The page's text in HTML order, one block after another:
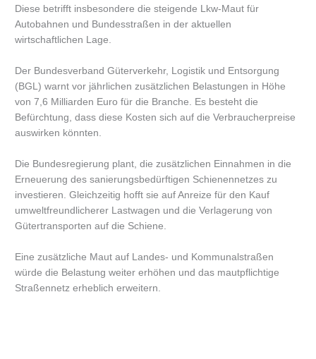
Diese betrifft insbesondere die steigende Lkw-Maut für
Autobahnen und Bundesstraßen in der aktuellen
wirtschaftlichen Lage.
Der Bundesverband Güterverkehr, Logistik und Entsorgung
(BGL) warnt vor jährlichen zusätzlichen Belastungen in Höhe
von 7,6 Milliarden Euro für die Branche. Es besteht die
Befürchtung, dass diese Kosten sich auf die Verbraucherpreise
auswirken könnten.
Die Bundesregierung plant, die zusätzlichen Einnahmen in die
Erneuerung des sanierungsbedürftigen Schienennetzes zu
investieren. Gleichzeitig hofft sie auf Anreize für den Kauf
umweltfreundlicherer Lastwagen und die Verlagerung von
Gütertransporten auf die Schiene.
Eine zusätzliche Maut auf Landes- und Kommunalstraßen
würde die Belastung weiter erhöhen und das mautpflichtige
Straßennetz erheblich erweitern.